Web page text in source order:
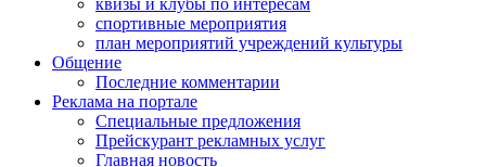
квизы и клубы по интересам
спортивные мероприятия
план мероприятий учреждений культуры
Общение
Последние комментарии
Реклама на портале
Специальные предложения
Прейскурант рекламных услуг
Главная новость